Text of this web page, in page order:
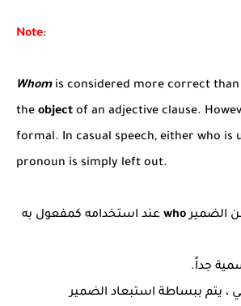
Note:
Whomis considered more correct than
the object of an adjective clause.
formal. In casual speech, either who is
pronoun is simply left out.
الضميرwho عند استخدامه كمفعول به
جداً.
، يتم ببساطة استبعاد الضمير